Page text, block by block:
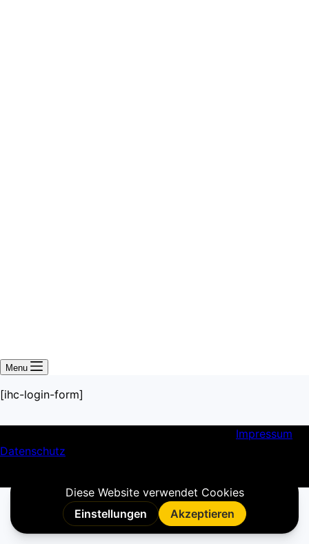
Menu
[ihc-login-form]
Impressum
Datenschutz